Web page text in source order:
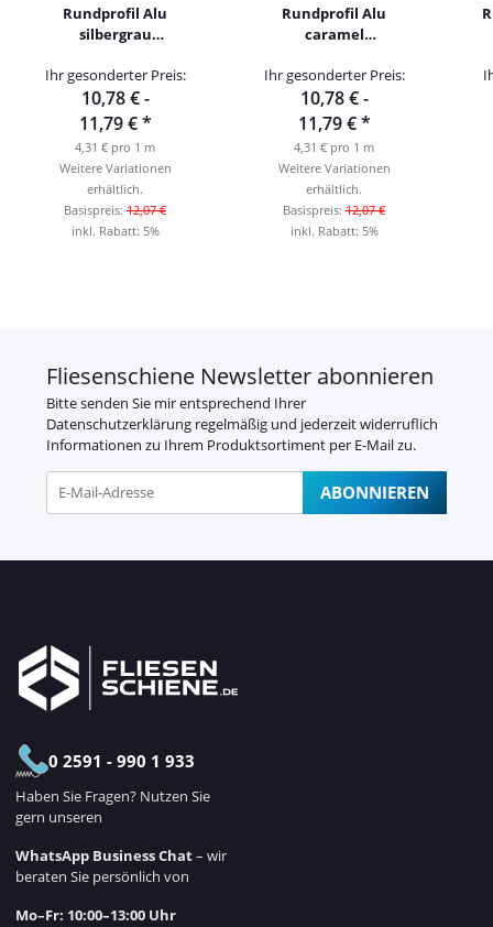
Rundprofil Alu
silbergrau
250cm
Ihr gesonderter Preis:
10,78 € -
11,79 €*
4,31 € pro 1 m
Weitere Variationen
erhältlich.
Basispreis: 12,07 €
inkl. Rabatt: 5%
Rundprofil Alu
caramel
250cm
Ihr gesonderter Preis:
10,78 € -
11,79 €*
4,31 € pro 1 m
Weitere Variationen
erhältlich.
Basispreis: 12,07 €
inkl. Rabatt: 5%
Fliesenschiene Newsletter abonnieren
Bitte senden Sie mir entsprechend Ihrer
Datenschutzerklärung regelmäßig und jederzeit widerruflich
Informationen zu Ihrem Produktsortiment per E-Mail zu.
ABONNIEREN
0 2591 - 990 1 933
Haben Sie Fragen? Nutzen Sie
gern unseren
WhatsApp Business Chat– wir
beraten Sie persönlich von
Mo–Fr: 10:00–13:00 Uhr